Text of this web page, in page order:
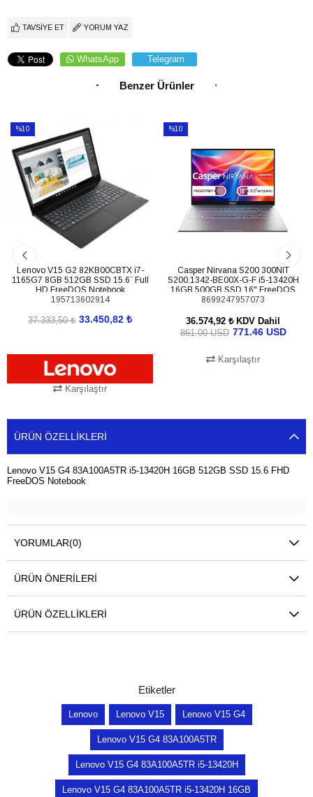
TAVSIYE ET YORUM YAZ
WhatsApp Telegram
Benzer Ürünler
%10
İndirim
%10İndirim
Lenovo V15 G2 82KB00CBTX i7-
1165G7 8GB 512GB SSD 15.6¨ Full
HD FreeDOS Notebook
195713602914
33.450,82 ₺
37.333,50 ₺
Karşılaştır
%10
%10İndirim
Casper Nirvana S200 300NIT
S200.1342-BE00X-G-F i5-13420H
16GB 500GB SSD 16" FreeDOS
Notebook
8699247957073
36.574,92 ₺ KDV Dahil
771.46 USD
861.00 USD
Karşılaştır
ÜRÜN ÖZELLIKLERI
Lenovo V15 G4 83A100A5TR i5-13420H 16GB 512GB SSD 15.6 FHD
FreeDOS Notebook
YORUMLAR(0)
ÜRÜN ÖNERILERI
ÜRÜN ÖZELLIKLERI
Etiketler
Lenovo Lenovo V15 Lenovo V15 G4
Lenovo V15 G4 83A100A5TR
Lenovo V15 G4 83A100A5TR i5-13420H
Lenovo V15 G4 83A100A5TR i5-13420H 16GB